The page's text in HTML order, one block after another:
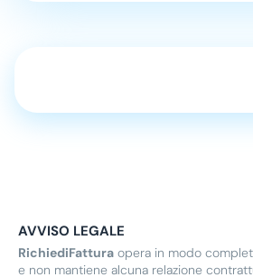
AVVISO LEGALE
RichiediFattura opera in modo
e non mantiene alcuna relazione